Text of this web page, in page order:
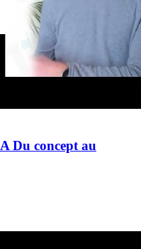
Du concept au